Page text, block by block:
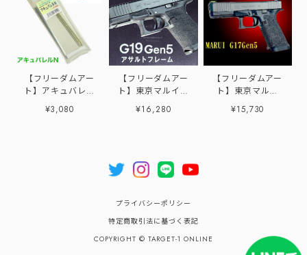
【フリーダムアー
ト】アキュバレル
N
¥3,080
【フリーダムアー
ト】東京マルイ
G19 Gen5 MOS用
アサルトフレーム
¥16,280
【フリーダムアー
ト】東京マルイ
G17Gen5用 アサ
ルトフレームG5
¥15,730
プライバシーポリシー
特定商取引法に基づく表記
COPYRIGHT © TARGET-1 ONLINE